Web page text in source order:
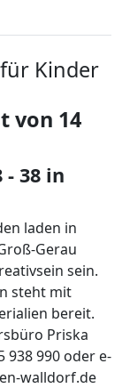
Kinder
von 14
38 in
laden in
Gerau
sein.
steht mit
bereit.
Priska
938 990 oder e-
walldorf.de